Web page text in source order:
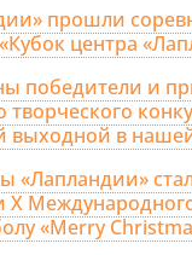
прошли
центра
победители и
творческого
выходной в
«Лапландии»
X
«Merry